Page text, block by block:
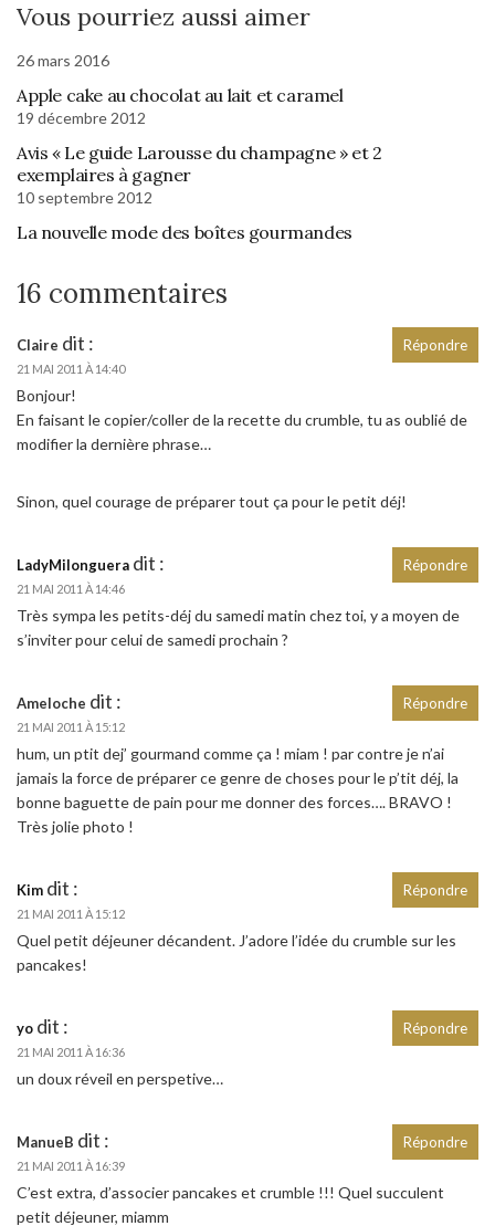
Vous pourriez aussi aimer
26 mars 2016
Apple cake au chocolat au lait et caramel
19 décembre 2012
Avis « Le guide Larousse du champagne » et 2
exemplaires à gagner
10 septembre 2012
La nouvelle mode des boîtes gourmandes
16 commentaires
Claire dit :
21 MAI 2011 À 14:40
Bonjour!
En faisant le copier/coller de la recette du crumble, tu as oublié de
modifier la dernière phrase…
Sinon, quel courage de préparer tout ça pour le petit déj!
Répondre
LadyMilonguera dit :
21 MAI 2011 À 14:46
Très sympa les petits-déj du samedi matin chez toi, y a moyen de
s’inviter pour celui de samedi prochain ?
Répondre
Ameloche dit :
21 MAI 2011 À 15:12
hum, un ptit dej’ gourmand comme ça ! miam ! par contre je n’ai
jamais la force de préparer ce genre de choses pour le p’tit déj, la
bonne baguette de pain pour me donner des forces…. BRAVO !
Très jolie photo !
Répondre
Kim dit :
21 MAI 2011 À 15:12
Quel petit déjeuner décandent. J’adore l’idée du crumble sur les
pancakes!
Répondre
yo dit :
21 MAI 2011 À 16:36
un doux réveil en perspetive…
Répondre
ManueB dit :
21 MAI 2011 À 16:39
C’est extra, d’associer pancakes et crumble !!! Quel succulent
petit déjeuner, miamm
Répondre